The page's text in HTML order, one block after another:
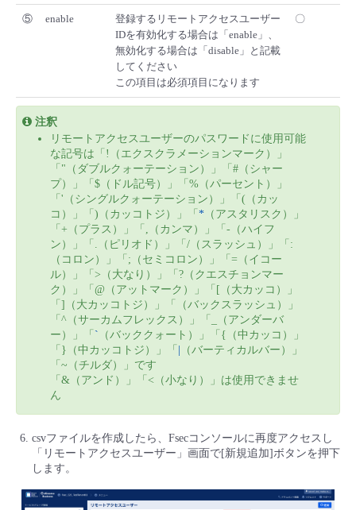
⑤ enable
登録するリモートアクセスユーザー
IDを有効化する場合は「enable」、
無効化する場合は「disable」と記載
してください
この項目は必須項目になります
〇
注釈
リモートアクセスユーザーのパスワードに使用可能
な記号は「!（エクスクラメーションマーク）」
「"（ダブルクォーテーション）」「#（シャー
プ）」「$（ドル記号）」「%（パーセント）」
「'（シングルクォーテーション）」「(（カッ
コ）」「)（カッコトジ）」「 * （アスタリスク）」
「+（プラス）」「,（カンマ）」「-（ハイフ
ン）」「.（ピリオド）」「/（スラッシュ）」「:
（コロン）」「;（セミコロン）」「=（イコー
ル）」「>（大なり）」「?（クエスチョンマー
ク）」「@（アットマーク）」「[（大カッコ）」
「]（大カッコトジ）」「（バックスラッシュ）」
「^（サーカムフレックス）」「_（アンダーバ
ー）」「 ` （バッククォート）」「{（中カッコ）」
「}（中カッコトジ）」「
（バーティカルバー）」
「~（チルダ）」です
「&（アンド）」「<（小なり）」は使用できませ
ん
csvファイルを作成したら、Fsecコンソールに再度アクセスし
「リモートアクセスユーザー」画面で[新規追加]ボタンを押下
します。